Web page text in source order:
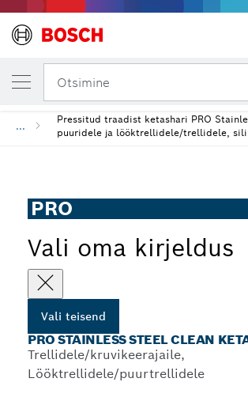
Otsimine
...
Pressitud traadist ketashari PRO
puuridele ja lööktrellidele/trellidele,
PRO
Vali oma kirjeldus
Vali teisend
PRO STAINLESS STEEL CLEAN
Trellidele/kruvikeerajaile,
Lööktrellidele/puurtrellidele
SINU VALITUD TEISEND
PRO Stainless Steel clean